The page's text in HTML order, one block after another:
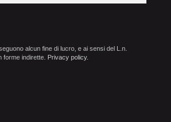
alcun fine di lucro, e ai sensi del L.n.
indirette. Privacy policy.